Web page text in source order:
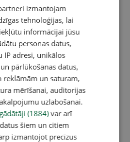
izmantojam
tehnoloģijas, lai
informācijai jūsu
personas datus,
IP adresi, unikālos
pārlūkošanas datus,
reklāmām un saturam,
mērīšanai, auditorijas
uzlabošanai.
(1884)var arī
šiem un citiem
izmantojot precīzus